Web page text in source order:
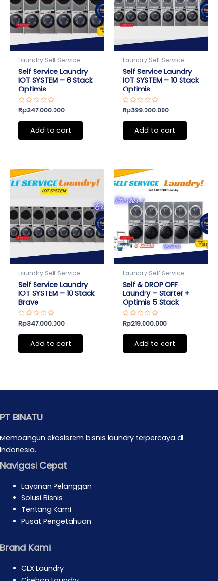
Laundry Self Service
Self Service Laundry
IOT SYSTEM – 6 Stack
Optimis
Rated
0
out
Rp247.000.000
Add to cart
Laundry Self Service
Self Service Laundry
IOT SYSTEM – 10 Stack
Optimis
Rated
0
out
Rp399.000.000
Add to cart
Laundry Self Service
Self Service Laundry
IOT SYSTEM – 10 Stack
Brave
Rated
0
out
Rp347.000.000
Add to cart
Laundry Self Service
Self & DROP OFF
Laundry – Starter +
Optimis 5 Stack
Rated
0
out
Rp219.000.000
Add to cart
PT BINATU
Membangun ekosistem bisnis laundry terpercaya di
Indonesia.
Navigasi Cepat
Layanan Pelanggan
Solusi Bisnis
Tentang Kami
Pusat Pengetahuan
Brand Kami
CLX Laundry